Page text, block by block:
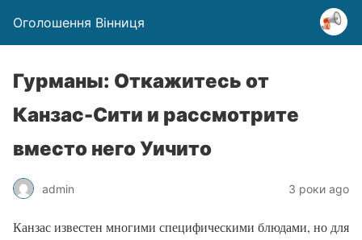
Оголошення Вінниця
Гурманы: Откажитесь от
Канзас-Сити и рассмотрите
вместо него Уичито
admin 3 роки ago
Канзас известен многими специфическими блюдами, но для